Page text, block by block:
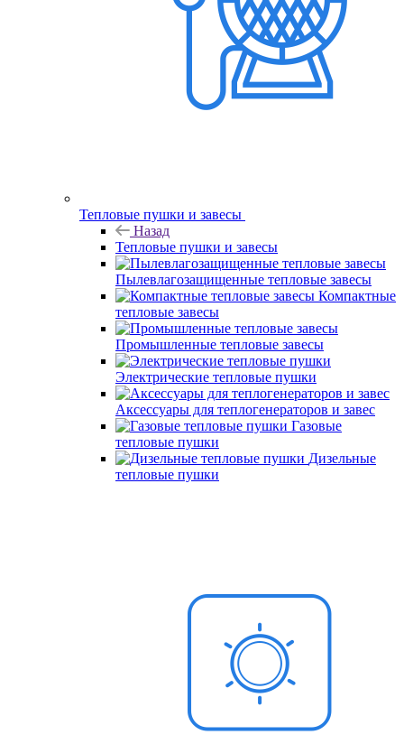
Тепловые пушки и завесы
Назад
Тепловые пушки и завесы
Пылевлагозащищенные тепловые завесы
Компактные
тепловые завесы
Промышленные тепловые завесы
Электрические тепловые пушки
Аксессуары для теплогенераторов и завес
Газовые
тепловые пушки
Дизельные
тепловые пушки